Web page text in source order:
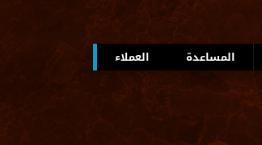
المساعدة العملاء